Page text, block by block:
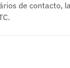
de contacto,